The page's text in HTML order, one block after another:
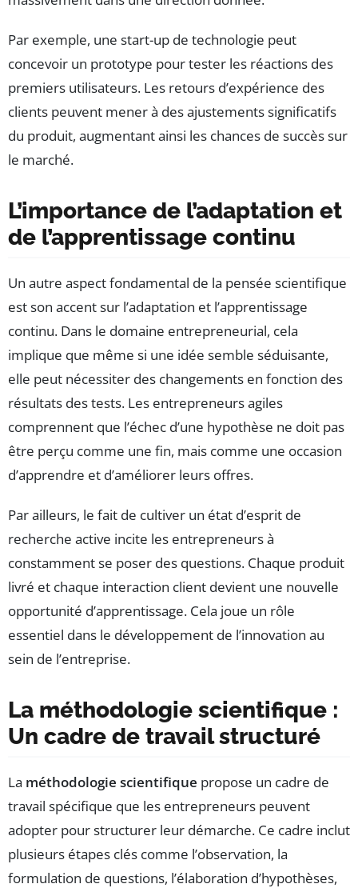
Par exemple, une start-up de technologie peut
concevoir un prototype pour tester les réactions des
premiers utilisateurs. Les retours d’expérience des
clients peuvent mener à des ajustements significatifs
du produit, augmentant ainsi les chances de succès sur
le marché.
L’importance de l’adaptation et
de l’apprentissage continu
Un autre aspect fondamental de la pensée scientifique
est son accent sur l’adaptation et l’apprentissage
continu. Dans le domaine entrepreneurial, cela
implique que même si une idée semble séduisante,
elle peut nécessiter des changements en fonction des
résultats des tests. Les entrepreneurs agiles
comprennent que l’échec d’une hypothèse ne doit pas
être perçu comme une fin, mais comme une occasion
d’apprendre et d’améliorer leurs offres.
Par ailleurs, le fait de cultiver un état d’esprit de
recherche active incite les entrepreneurs à
constamment se poser des questions. Chaque produit
livré et chaque interaction client devient une nouvelle
opportunité d’apprentissage. Cela joue un rôle
essentiel dans le développement de l’innovation au
sein de l’entreprise.
La méthodologie scientifique :
Un cadre de travail structuré
La méthodologie scientifique propose un cadre de
travail spécifique que les entrepreneurs peuvent
adopter pour structurer leur démarche. Ce cadre inclut
plusieurs étapes clés comme l’observation, la
formulation de questions, l’élaboration d’hypothèses,